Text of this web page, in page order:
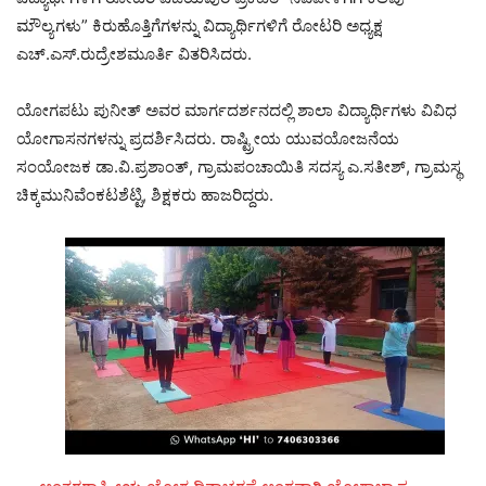
ಮೌಲ್ಯಗಳು” ಕಿರುಹೊತ್ತಿಗೆಗಳನ್ನು ವಿದ್ಯಾರ್ಥಿಗಳಿಗೆ ರೋಟರಿ ಅಧ್ಯಕ್ಷ
ಎಚ್.ಎಸ್.ರುದ್ರೇಶಮೂರ್ತಿ ವಿತರಿಸಿದರು.
ಯೋಗಪಟು ಪುನೀತ್ ಅವರ ಮಾರ್ಗದರ್ಶನದಲ್ಲಿ ಶಾಲಾ ವಿದ್ಯಾರ್ಥಿಗಳು ವಿವಿಧ
ಯೋಗಾಸನಗಳನ್ನು ಪ್ರದರ್ಶಿಸಿದರು. ರಾಷ್ಟ್ರೀಯ ಯುವಯೋಜನೆಯ
ಸಂಯೋಜಕ ಡಾ.ವಿ.ಪ್ರಶಾಂತ್, ಗ್ರಾಮಪಂಚಾಯಿತಿ ಸದಸ್ಯ ಎ.ಸತೀಶ್, ಗ್ರಾಮಸ್ಥ
ಚಿಕ್ಕಮುನಿವೆಂಕಟಶೆಟ್ಟಿ, ಶಿಕ್ಷಕರು ಹಾಜರಿದ್ದರು.